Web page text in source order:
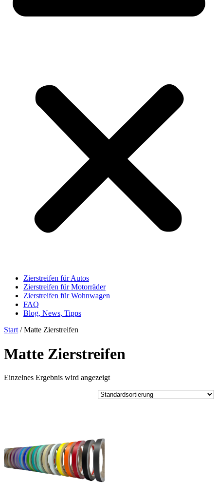
Zierstreifen für Autos
Zierstreifen für Motorräder
Zierstreifen für Wohnwagen
FAQ
Blog, News, Tipps
Start/ Matte Zierstreifen
Matte Zierstreifen
Einzelnes Ergebnis wird angezeigt